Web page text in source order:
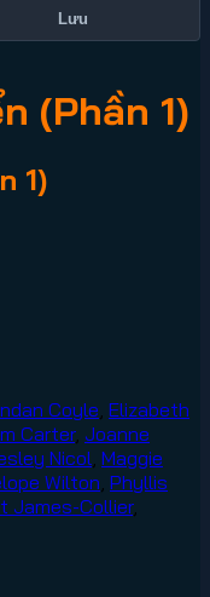
Lưu
(Phần 1)
1)
Coyle Elizabeth
Carter, Joanne
Nicol Maggie
Wilton Phyllis
James-Collier,